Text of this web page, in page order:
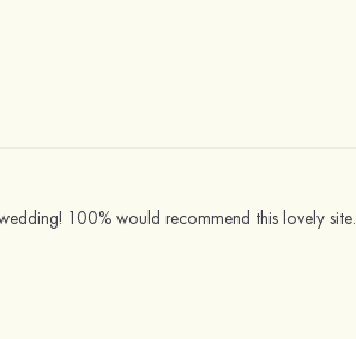
100% would recommend this lovely site.